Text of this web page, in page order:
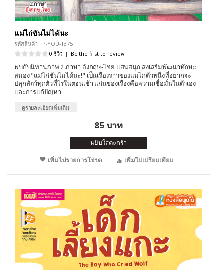
แม่ไก่ขันไม่ได้นะ
รหัสสินค้า : P-YOU-1375
0 รีวิว | Be the first to review
พบกับนิทานภาพ 2 ภาษา อังกฤษ-ไทย แสนสนุก ส่งเสริมพัฒนาทักษะ
สมอง "แม่ไก่ชันไม่ได้นะ!" เป็นเรื่องราวของแม่ไก่ตัวหนึ่งที่อยากจะ
ปลุกสัตว์ทุกตัวที่ไรในตอนเช้า แก่นของเรื่องคือความเชื่อมั่นในตัวเอง
และการแก้ปัญหา
ดูรายละเอียดเพิ่มเติม
85 บาท
หยิบใส่ตะกร้า
เพิ่มไปรายการโปรด
เพิ่มไปเปรียบเทียบ